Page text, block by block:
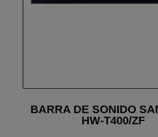
BARRA DE SONIDO
HW-T400/ZF